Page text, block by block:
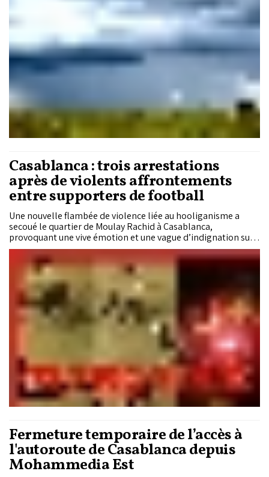
Casablanca : trois arrestations
après de violents affrontements
entre supporters de football
Une nouvelle flambée de violence liée au hooliganisme a
secoué le quartier de Moulay Rachid à Casablanca,
provoquant une vive émotion et une vague d’indignation sur
les réseaux sociaux.
Fermeture temporaire de l’accès à
l'autoroute de Casablanca depuis
Mohammedia Est